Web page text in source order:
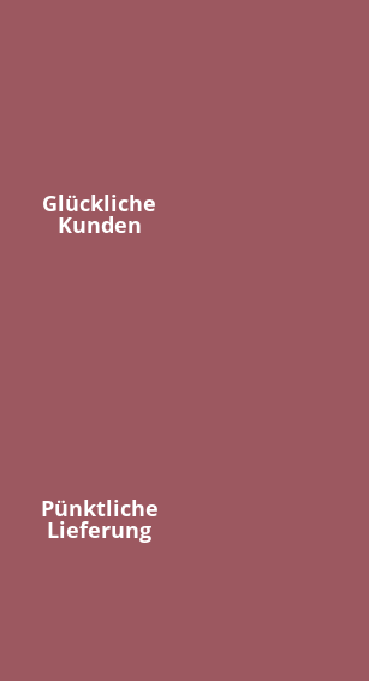
Glückliche
Kunden
Pünktliche
Lieferung